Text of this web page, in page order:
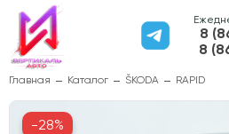
8
8
Главная Каталог ŠKODA RAPID
-28%